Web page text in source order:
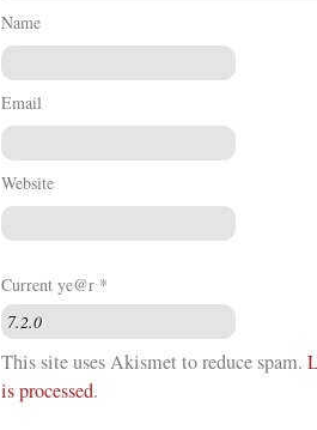
Name
Email
Website
Current ye@r *
This site uses Akismet to reduce spam.
is processed.